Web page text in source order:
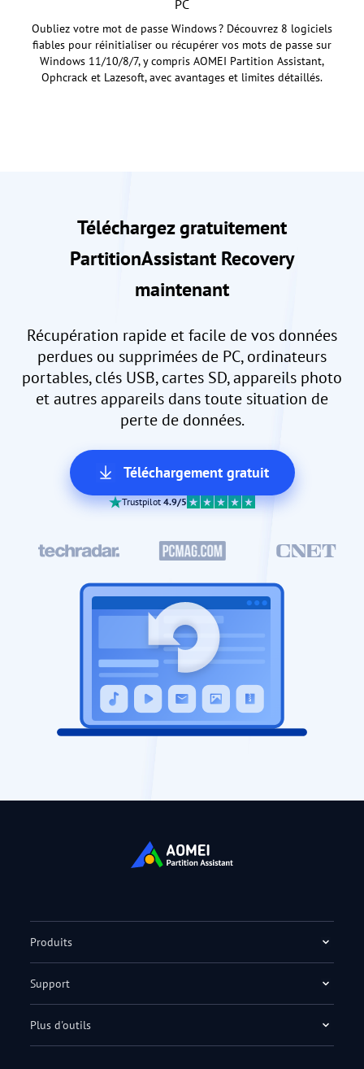
PC
Oubliez votre mot de passe Windows ? Découvrez 8 logiciels
fiables pour réinitialiser ou récupérer vos mots de passe sur
Windows 11/10/8/7, y compris AOMEI Partition Assistant,
Ophcrack et Lazesoft, avec avantages et limites détaillés.
Téléchargez gratuitement
PartitionAssistant Recovery
maintenant
Récupération rapide et facile de vos données
perdues ou supprimées de PC, ordinateurs
portables, clés USB, cartes SD, appareils photo
et autres appareils dans toute situation de
perte de données.
Téléchargement gratuit
Trustpilot4.9/5
Produits
Support
Plus d'outils